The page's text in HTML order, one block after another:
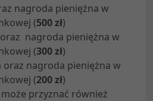
nagroda pieniężna w
(500 zł)
nagroda pieniężna w
(300 zł)
nagroda pieniężna w
(200 zł)
przyznać również